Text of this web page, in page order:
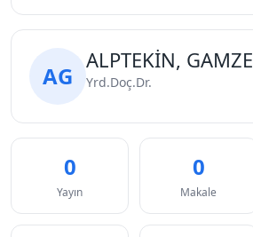
AG
ALPTEKİN, GAMZE
Yrd.Doç.Dr.
0
Yayın
0
Makale